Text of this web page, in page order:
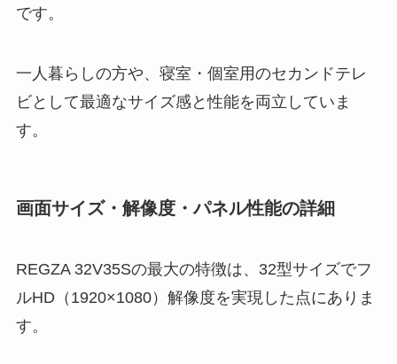
です。
一人暮らしの方や、寝室・個室用のセカンドテレ
ビとして最適なサイズ感と性能を両立していま
す。
画面サイズ・解像度・パネル性能の詳細
REGZA 32V35Sの最大の特徴は、32型サイズでフ
ルHD（1920×1080）解像度を実現した点にありま
す。